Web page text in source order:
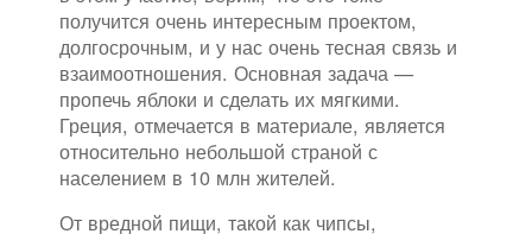
получится очень интересным проектом,
долгосрочным, и у нас очень тесная связь и
взаимоотношения. Основная задача —
пропечь яблоки и сделать их мягкими.
Греция, отмечается в материале, является
относительно небольшой страной с
населением в 10 млн жителей.
От вредной пищи, такой как чипсы,